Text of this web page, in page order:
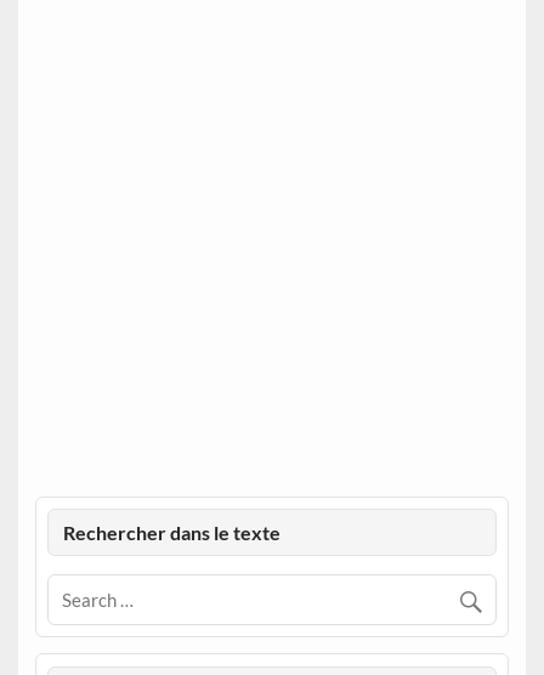
Rechercher dans le texte